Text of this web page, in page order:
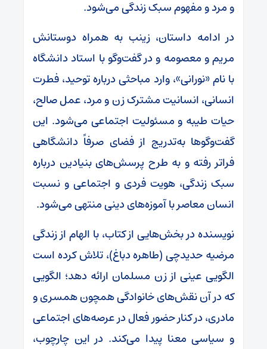
و مرد و مفهوم سبک زندگی می‌شود.
در ادامه داستان، زینب به همراه دوستانش
مریم و معصومه و در گفت‌وگو با استاد دانشگاه
با نام «نورانی»، وارد مباحثی درباره توحید، فطرت
انسانی، انسانیت مشترک زن و مرد، عمل صالح،
حیات طیبه و مسئولیت اجتماعی می‌شود. این
گفت‌وگوها به‌تدریج از فضای صرفاً دانشگاهی
فراتر رفته و به طرح پرسش‌های بنیادین درباره
سبک زندگی، هویت فردی و اجتماعی و نسبت
انسان معاصر با آموزه‌های دینی منتهی می‌شود.
نویسنده در بخش‌هایی از کتاب، با الهام از زندگی
مرضیه حدیدچی (طاهره دباغ)، تلاش کرده است
الگویی عینی از زن مسلمان ارائه دهد؛ الگویی
که در آن نقش‌های خانوادگی همچون همسری و
مادری، در کنار حضور فعال در عرصه‌های اجتماعی
و سیاسی معنا پیدا می‌کند. در این چارچوب،